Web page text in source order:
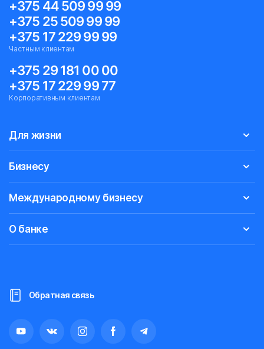
+375 44 509 99 99
+375 25 509 99 99
+375 17 229 99 99
Частным клиентам
+375 29 181 00 00
+375 17 229 99 77
Корпоративным клиентам
Для жизни
Бизнесу
Международному бизнесу
О банке
Обратная связь